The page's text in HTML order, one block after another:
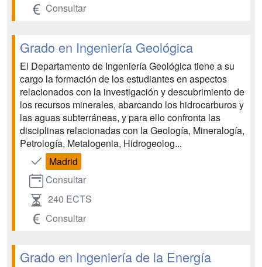
Consultar
Grado en Ingeniería Geológica
El Departamento de Ingeniería Geológica tiene a su
cargo la formación de los estudiantes en aspectos
relacionados con la investigación y descubrimiento de
los recursos minerales, abarcando los hidrocarburos y
las aguas subterráneas, y para ello confronta las
disciplinas relacionadas con la Geología, Mineralogía,
Petrología, Metalogenia, Hidrogeolog...
Madrid
Consultar
240 ECTS
Consultar
Grado en Ingeniería de la Energía